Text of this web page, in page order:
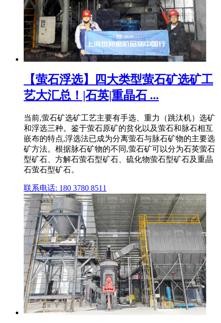
【萤石浮选】四大类型萤石矿选矿工
艺大汇总！|石英|重晶石 ...
当前,萤石矿选矿工艺主要有手选、重力（跳汰机）选矿
和浮选三种。鉴于萤石原矿的贫化以及萤石和脉石相互
嵌布的特点,浮选法已成为分离萤石与脉石矿物的主要选
矿方法。根据脉石矿物的不同,萤石矿可以分为石英萤石
型矿石、方解石萤石型矿石、硫化物萤石型矿石及重晶
石萤石型矿石。
联系电话: 180 3780 8511